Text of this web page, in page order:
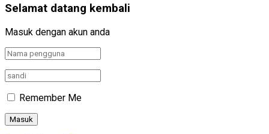
Selamat datang kembali
Masuk dengan akun anda
Remember Me